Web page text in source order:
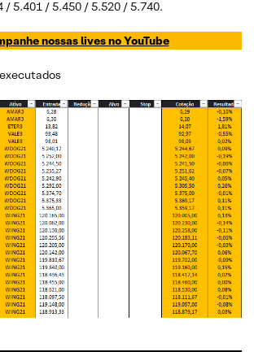
/ 5.401 / 5.450 / 5.520 / 5.740.
nossas lives no YouTube